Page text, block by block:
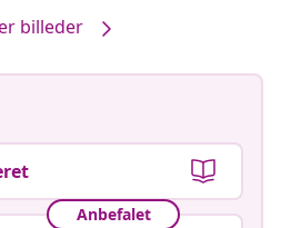
billeder
Anbefalet